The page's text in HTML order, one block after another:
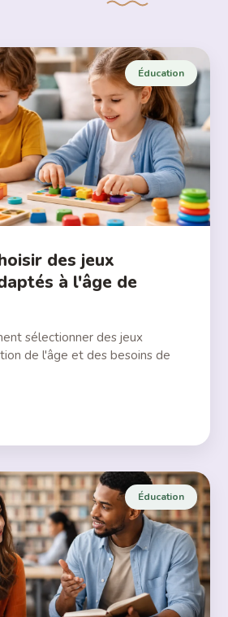
Éducation
des jeux
à l'âge de
sélectionner des jeux
de l'âge et des besoins de
Éducation